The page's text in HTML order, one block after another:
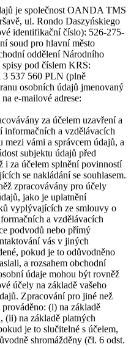
je společnost OANDA TMS
ul. Rondo Daszyńskiego
identifikační číslo): 526-275-
soud pro hlavní město
oddělení Národního
pod číslem KRS:
3 537 560 PLN (plně
osobních údajů jmenovaný
e-mailové adrese:
za účelem uzavření a
a vzdělávacích
mezi vámi a správcem údajů, a
subjektu údajů před
i za účelem splnění povinností
se nakládání se souhlasem.
zpracovávány pro účely
jako je uplatnění
vyplývajících ze smlouvy o
a vzdělávacích
podvodů nebo přímý
vás v jiných
pokud je to odůvodněno
a rozsahem obchodní
údaje mohou být rovněž
účely na základě vašeho
Zpracování pro jiné než
(i) na základě
(ii) na základě platných
je to slučitelné s účelem,
shromážděny (čl. 6 odst.